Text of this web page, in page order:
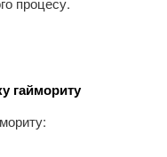
гаймориту